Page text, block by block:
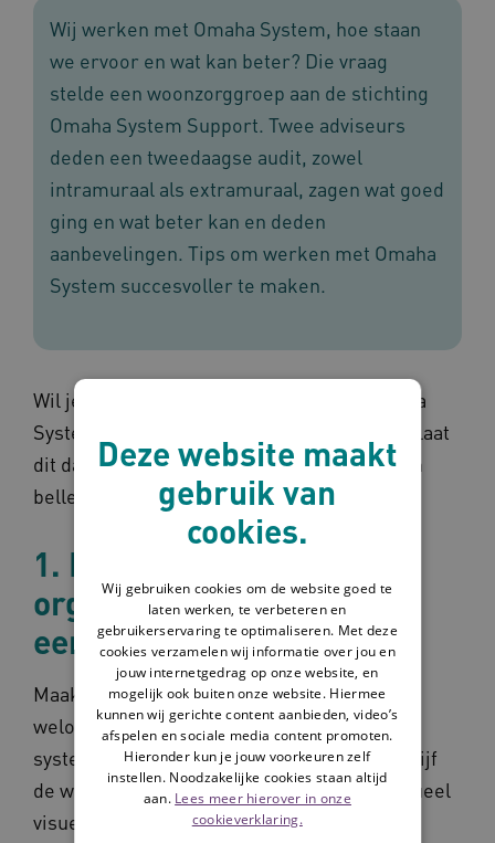
Wij werken met Omaha System, hoe staan
we ervoor en wat kan beter? Die vraag
stelde een woonzorggroep aan de stichting
Omaha System Support. Twee adviseurs
deden een tweedaagse audit, zowel
intramuraal als extramuraal, zagen wat goed
ging en wat beter kan en deden
aanbevelingen. Tips om werken met Omaha
System succesvoller te maken.
Wil je ook weten hoe het werken met Omaha
System in jouw organisatie nog beter kan? Laat
dit dan weten viainfo@omahasystem.nl. Dan
bellen wij u terug.
1. Maak duidelijk wat de
organisatie wil en wees
eenduidig
Maak als organisatie duidelijke en
weloverwogen keuzes die aansluiten bij de
systematiek van het Omaha System. Beschrijf
de werkwijze zo eenvoudig mogelijk (eventueel
visueel), geef aan hoe moet worden
Deze website maakt
gebruik van
cookies.
Wij gebruiken cookies om de website goed te
laten werken, te verbeteren en
gebruikerservaring te optimaliseren. Met deze
cookies verzamelen wij informatie over jou en
jouw internetgedrag op onze website, en
mogelijk ook buiten onze website. Hiermee
kunnen wij gerichte content aanbieden, video’s
afspelen en sociale media content promoten.
Hieronder kun je jouw voorkeuren zelf
instellen. Noodzakelijke cookies staan altijd
aan. Lees meer hierover in onze
cookieverklaring.